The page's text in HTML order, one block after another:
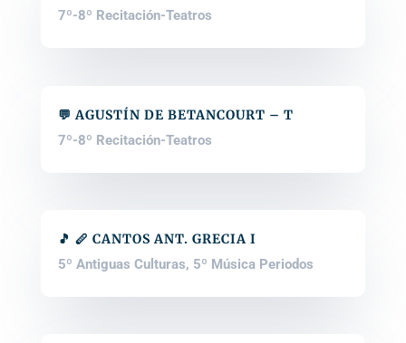
7º-8º Recitación-Teatros
💬 AGUSTÍN DE BETANCOURT – T
7º-8º Recitación-Teatros
🎵 🪈 CANTOS ANT. GRECIA I
5º Antiguas Culturas, 5º Música Periodos